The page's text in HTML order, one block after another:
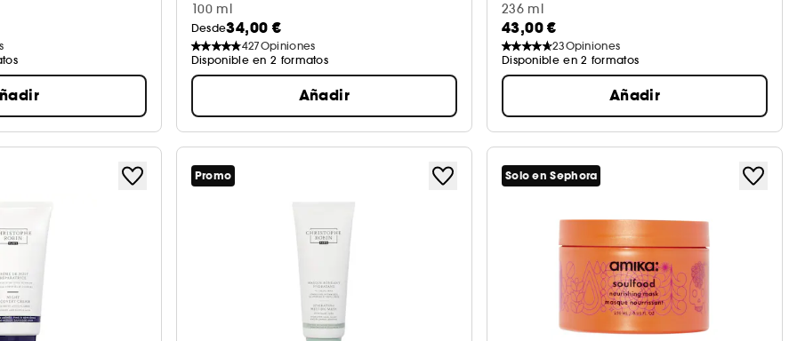
100 ml
Desde34,00 €
427Opiniones
Disponible en 2 formatos
Añadir
236 ml
43,00 €
23Opiniones
Disponible en 2 formatos
Añadir
Promo Solo en Sephora